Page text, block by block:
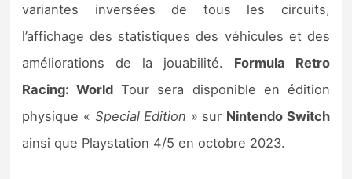
variantes inversées de tous les circuits,
l’affichage des statistiques des véhicules et des
améliorations de la jouabilité. Formula Retro
Racing: World Tour sera disponible en édition
physique « Special Edition » sur Nintendo Switch
ainsi que Playstation 4/5 en octobre 2023.